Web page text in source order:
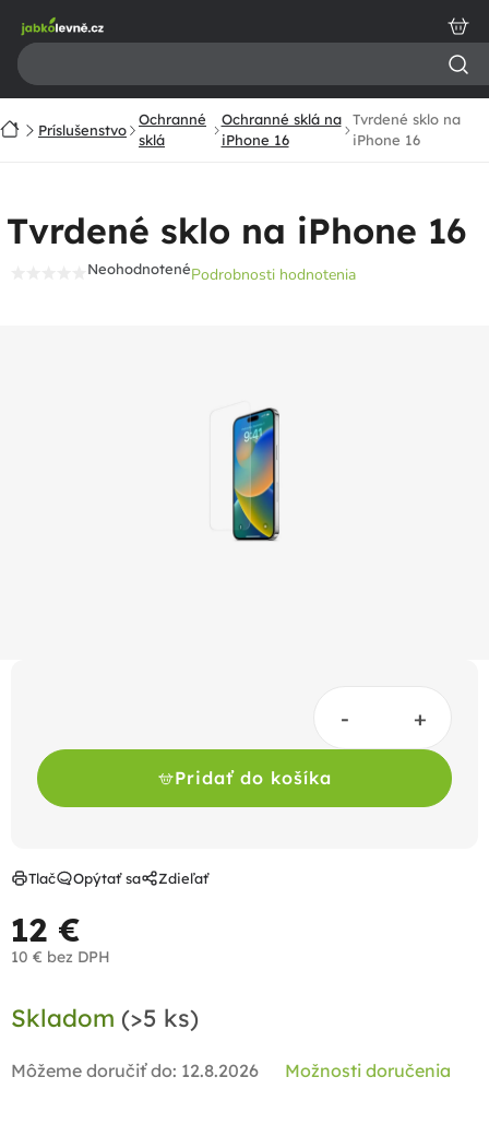
obsah
DomovPríslušenstvo
Ochranné
sklá
Ochranné sklá na
iPhone 16
Tvrdené sklo na
iPhone 16
Tvrdené sklo na iPhone 16
NeohodnotenéPodrobnosti hodnotenia
12 €
10 € bez DPH
cena:
Skladom (>5 ks)
Môžeme doručiť do: 12.8.2026 Možnosti doručenia
Pridať do košíka
Tlač Opýtať sa Zdieľať